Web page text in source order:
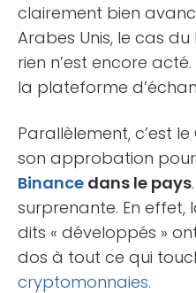
clairement bien
Arabes Unis, le cas
rien n’est encore
la plateforme
Parallèlement, c’est
son approbation
Binance dans le pays
surprenante. En
dits « développés »
dos à tout ce qui
cryptomonnaies.